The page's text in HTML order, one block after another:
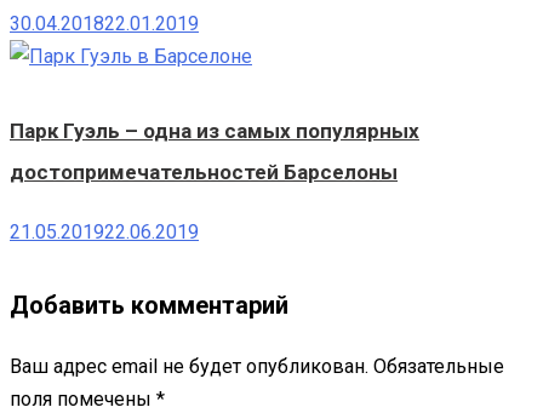
30.04.201822.01.2019
Парк Гуэль – одна из самых популярных
достопримечательностей Барселоны
21.05.201922.06.2019
Добавить комментарий
Ваш адрес email не будет опубликован. Обязательные
поля помечены *